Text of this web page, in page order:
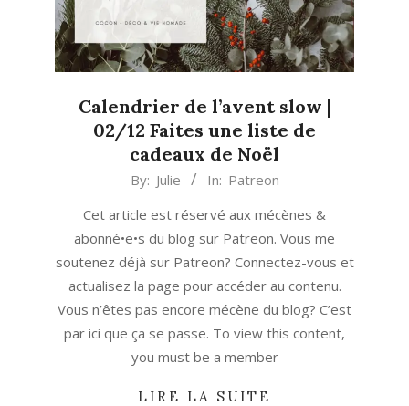
Calendrier de l’avent slow |
02/12 Faites une liste de
cadeaux de Noël
By: Julie In: Patreon
Cet article est réservé aux mécènes &
abonné•e•s du blog sur Patreon. Vous me
soutenez déjà sur Patreon? Connectez-vous et
actualisez la page pour accéder au contenu.
Vous n’êtes pas encore mécène du blog? C’est
par ici que ça se passe. To view this content,
you must be a member
LIRE LA SUITE